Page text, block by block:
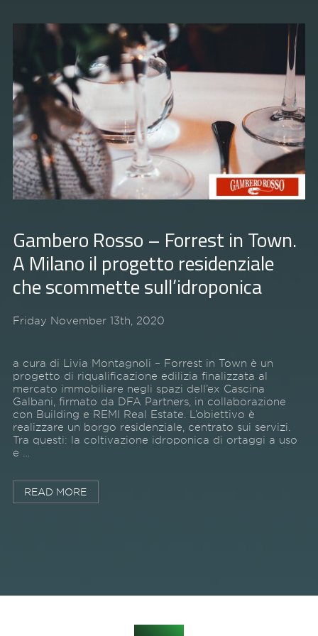
Gambero Rosso – Forrest in Town.
A Milano il progetto residenziale
che scommette sull’idroponica
Friday November 13th, 2020
a cura di Livia Montagnoli – Forrest in Town è un
progetto di riqualificazione edilizia finalizzata al
mercato immobiliare negli spazi dell’ex Cascina
Galbani, firmato da DFA Partners, in collaborazione
con Building e REMI Real Estate. L’obiettivo è
realizzare un borgo residenziale, centrato sui servizi.
Tra questi: la coltivazione idroponica di ortaggi a uso
e …
READ MORE